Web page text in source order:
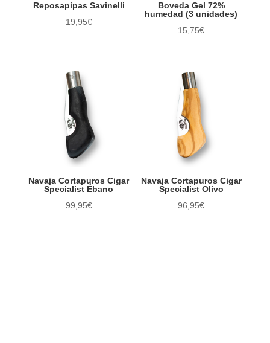
Reposapipas Savinelli
19,95€
Boveda Gel 72%
humedad (3 unidades)
15,75€
Navaja Cortapuros Cigar
Specialist Ébano
99,95€
Navaja Cortapuros Cigar
Specialist Olivo
96,95€